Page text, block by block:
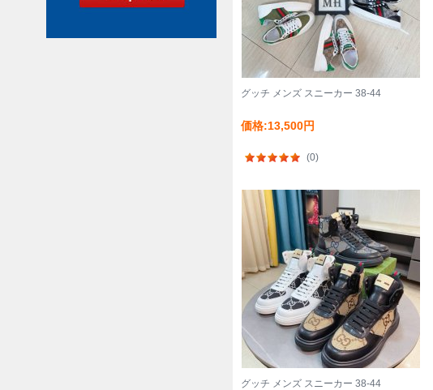
グッチ メンズ スニーカー 38-44
価格:13,500円
(0)
グッチ メンズ スニーカー 38-44